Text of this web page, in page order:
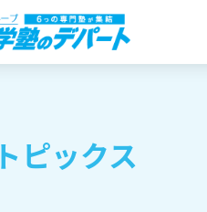
トピックス